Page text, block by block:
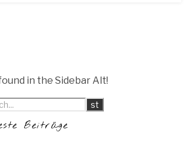
in the Sidebar Alt!
Beiträge